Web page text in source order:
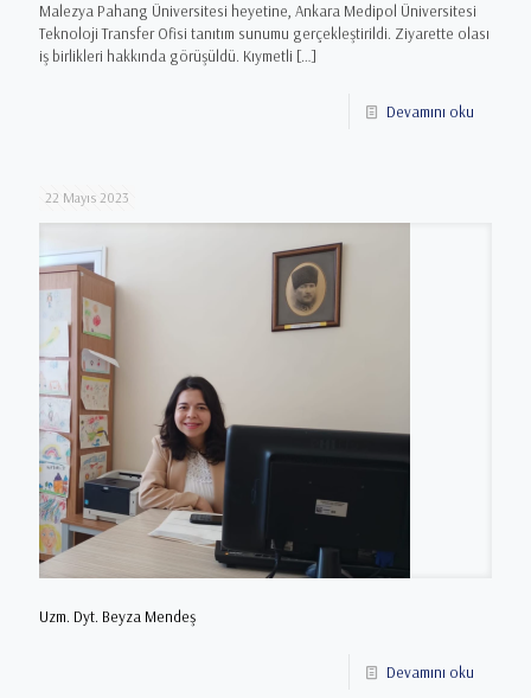
Malezya Pahang Üniversitesi heyetine, Ankara Medipol Üniversitesi
Teknoloji Transfer Ofisi tanıtım sunumu gerçekleştirildi. Ziyarette olası
iş birlikleri hakkında görüşüldü. Kıymetli […]
Devamını oku
22 Mayıs 2023
Uzm. Dyt. Beyza Mendeş
Devamını oku